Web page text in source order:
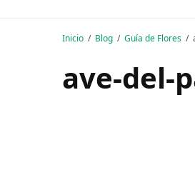
Inicio Blog Guía de Flores
ave-del-